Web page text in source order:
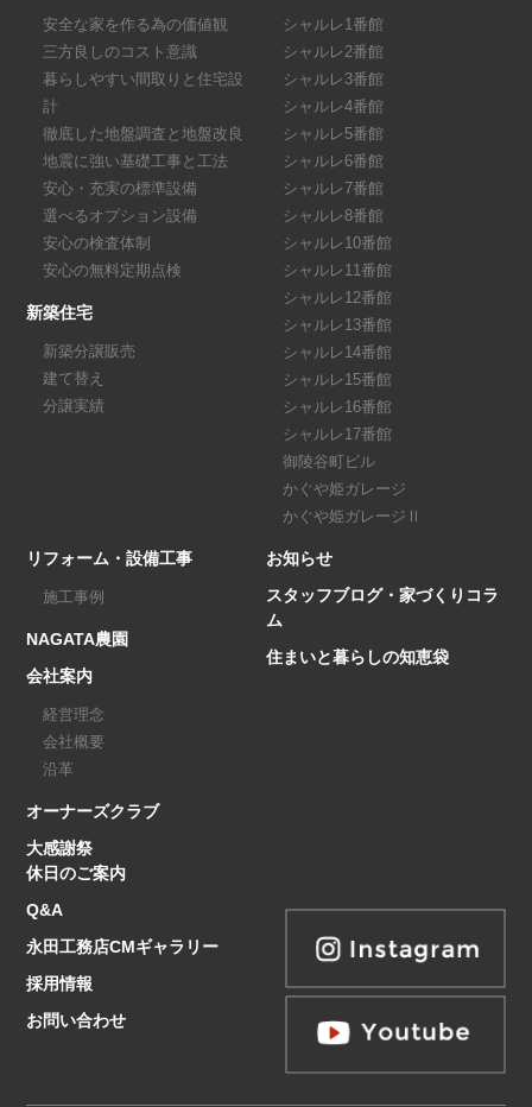
安全な家を作る為の価値観
三方良しのコスト意識
暮らしやすい間取りと住宅設
計
徹底した地盤調査と地盤改良
地震に強い基礎工事と工法
安心・充実の標準設備
選べるオプション設備
安心の検査体制
安心の無料定期点検
新築住宅
新築分譲販売
建て替え
分譲実績
シャルレ1番館
シャルレ2番館
シャルレ3番館
シャルレ4番館
シャルレ5番館
シャルレ6番館
シャルレ7番館
シャルレ8番館
シャルレ10番館
シャルレ11番館
シャルレ12番館
シャルレ13番館
シャルレ14番館
シャルレ15番館
シャルレ16番館
シャルレ17番館
御陵谷町ビル
かぐや姫ガレージ
かぐや姫ガレージⅡ
リフォーム・設備工事
施工事例
NAGATA農園
会社案内
経営理念
会社概要
沿革
オーナーズクラブ
大感謝祭
休日のご案内
Q&A
永田工務店CMギャラリー
採用情報
お問い合わせ
お知らせ
スタッフブログ・家づくりコラ
ム
住まいと暮らしの知恵袋